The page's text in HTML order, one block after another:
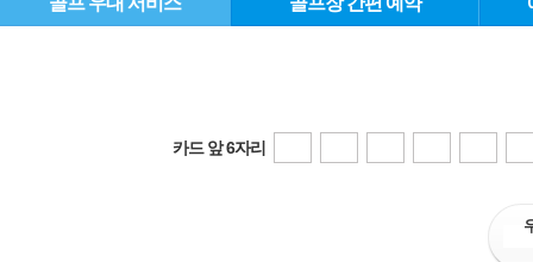
카드 앞 6자리